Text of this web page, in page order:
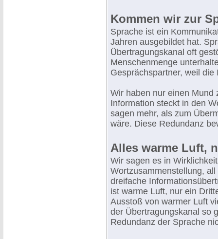
Kommen wir zur
Sprache ist ein
Jahren ausgebildet hat.
Übertragungskanal oft
Menschenmenge
Gesprächspartner, weil
Wir haben nur einen Mund
Information steckt in den
sagen mehr, als zum
wäre. Diese Redundanz
Alles warme Luft,
Wir sagen es in
Wortzusammenstellung,
dreifache
ist warme Luft, nur ein
Ausstoß von warmer Luft
der Übertragungskanal so
Redundanz der Sprache